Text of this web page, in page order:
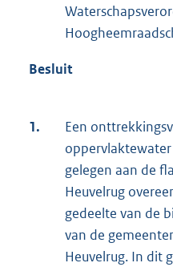
Besluit
1.
Een
gelegen aan de
Heuvelrug
gedeelte van de
van de
Heuvelrug. In dit